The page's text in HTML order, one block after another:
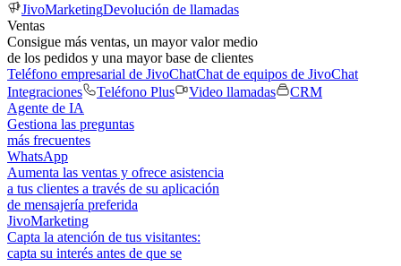
JivoMarketingDevolución de llamadas
Ventas
Consigue más ventas, un mayor valor medio
de los pedidos y una mayor base de clientes
Teléfono empresarial de JivoChatChat de equipos de JivoChat
Integraciones
Teléfono Plus Video llamadas
CRM
Agente de IA
Gestiona las preguntas
más frecuentes
WhatsApp
Aumenta las ventas y ofrece asistencia
a tus clientes a través de su aplicación
de mensajería preferida
JivoMarketing
Capta la atención de tus visitantes:
capta su interés antes de que se